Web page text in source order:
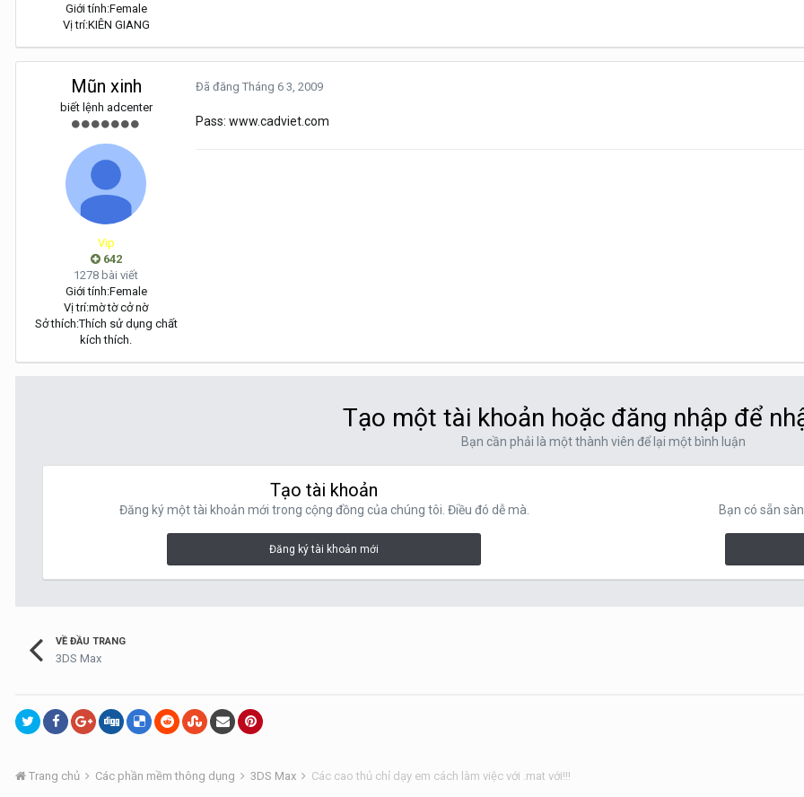
Giới tính:Female
Vị trí:KIÊN GIANG
Mũn xinh
biết lệnh adcenter
Vip
642
1278 bài viết
Giới tính:Female
Vị trí:mờ tờ cở nờ
Sở thích:Thích sử dụng chất
kích thích.
Đã đăng Tháng 6 3, 2009
Pass: www.cadviet.com
Tạo một tài khoản hoặc đăng nhập để
Bạn cần phải là một thành viên để lại một bình luận
Tạo tài khoản
Đăng ký một tài khoản mới trong cộng đồng của chúng tôi. Điều đó dễ mà.
Đăng ký tài khoản mới
Bạn có sẵn
VỀ ĐẦU TRANG
3DS Max
Trang chủ Các phần mềm thông dụng 3DS Max Các cao thủ chỉ dạy em cách làm việc với .mat với!!!